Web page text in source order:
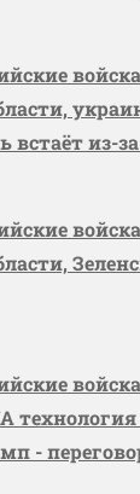
из-
технология
-